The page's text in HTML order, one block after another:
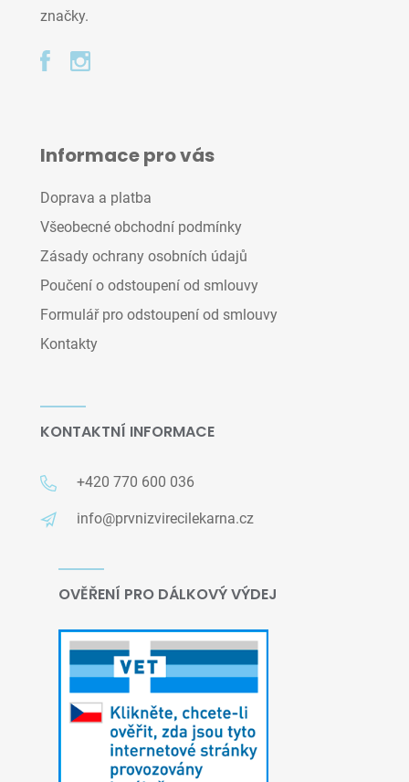
značky.
Informace pro vás
Doprava a platba
Všeobecné obchodní podmínky
Zásady ochrany osobních údajů
Poučení o odstoupení od smlouvy
Formulář pro odstoupení od smlouvy
Kontakty
KONTAKTNÍ INFORMACE
+420 770 600 036
info@prvnizvirecilekarna.cz
OVĚŘENÍ PRO DÁLKOVÝ VÝDEJ